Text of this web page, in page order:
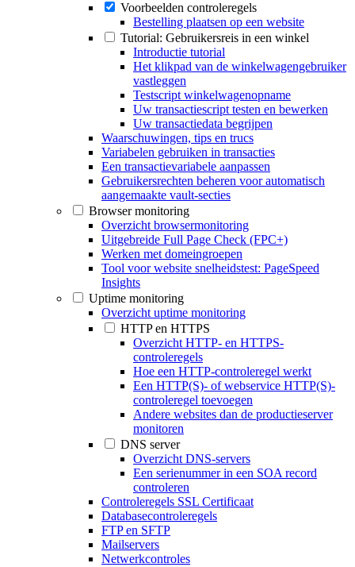
Voorbeelden controleregels
Bestelling plaatsen op een website
Tutorial: Gebruikersreis in een winkel
Introductie tutorial
Het klikpad van de winkelwagengebruiker
vastleggen
Testscript winkelwagenopname
Uw transactiescript testen en bewerken
Uw transactiedata begrijpen
Waarschuwingen, tips en trucs
Variabelen gebruiken in transacties
Een transactievariabele aanpassen
Gebruikersrechten beheren voor automatisch
aangemaakte vault-secties
Browser monitoring
Overzicht browsermonitoring
Uitgebreide Full Page Check (FPC+)
Werken met domeingroepen
Tool voor website snelheidstest: PageSpeed
Insights
Uptime monitoring
Overzicht uptime monitoring
HTTP en HTTPS
Overzicht HTTP- en HTTPS-
controleregels
Hoe een HTTP-controleregel werkt
Een HTTP(S)- of webservice HTTP(S)-
controleregel toevoegen
Andere websites dan de productieserver
monitoren
DNS server
Overzicht DNS-servers
Een serienummer in een SOA record
controleren
Controleregels SSL Certificaat
Databasecontroleregels
FTP en SFTP
Mailservers
Netwerkcontroles